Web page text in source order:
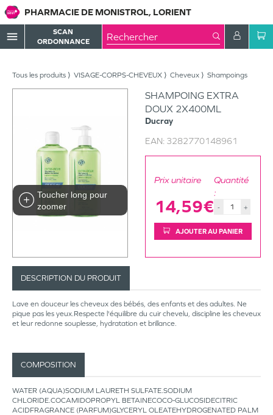
PHARMACIE DE MONISTROL, LORIENT
menu
SCAN
ORDONNANCE
Tous les produits VISAGE-CORPS-CHEVEUX Cheveux Shampoings
Toucher long pour
zoomer
SHAMPOING EXTRA
DOUX 2X400ML
Ducray
EAN: 3282770148961
Prix unitaire
14,59€
Quantité
:
- +
AJOUTER AU PANIER
DESCRIPTION DU PRODUIT
Lave en douceur les cheveux des bébés, des enfants et des adultes. Ne
pique pas les yeux.Respecte l'équilibre du cuir chevelu, discipline les cheveux
et leur redonne souplesse, hydratation et brillance.
COMPOSITION
WATER (AQUA)SODIUM LAURETH SULFATE.SODIUM
CHLORIDE.COCAMIDOPROPYL BETAINECOCO-GLUCOSIDECITRIC
ACIDFRAGRANCE (PARFUM)GLYCERYL OLEATEHYDROGENATED PALM